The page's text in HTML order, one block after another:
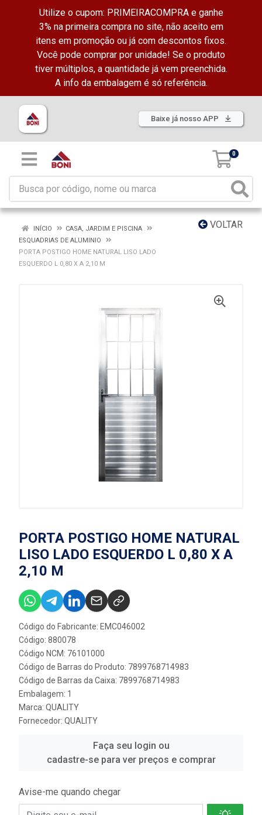
Utilize o cupom: PRIMEIRACOMPRA e ganhe
3% na primeira compra no site, não aceito em
itens em promoção ou já com descontos fixos.
Você pode comprar por unidade! Se o produto
tiver múltiplos, a quantidade já vem preenchida.
A info da embalagem é só referência.
Baixe já nosso APP
0
VOLTAR
INÍCIO
CASA, JARDIM E PISCINA
ESQUADRIAS DE ALUMINIO
PORTA POSTIGO HOME NATURAL LISO LADO
ESQUERDO L 0,80 X A 2,10 M
PORTA POSTIGO HOME NATURAL
LISO LADO ESQUERDO L 0,80 X A
2,10 M
Código do Fabricante: EMC046002
Código: 880078
Código NCM: 76101000
Código de Barras do Produto: 7899768714983
Código de Barras da Caixa: 7899768714983
Embalagem: 1
Marca: QUALITY
Fornecedor: QUALITY
Faça seu login ou
cadastre-se para ver preços e comprar
Avise-me quando chegar